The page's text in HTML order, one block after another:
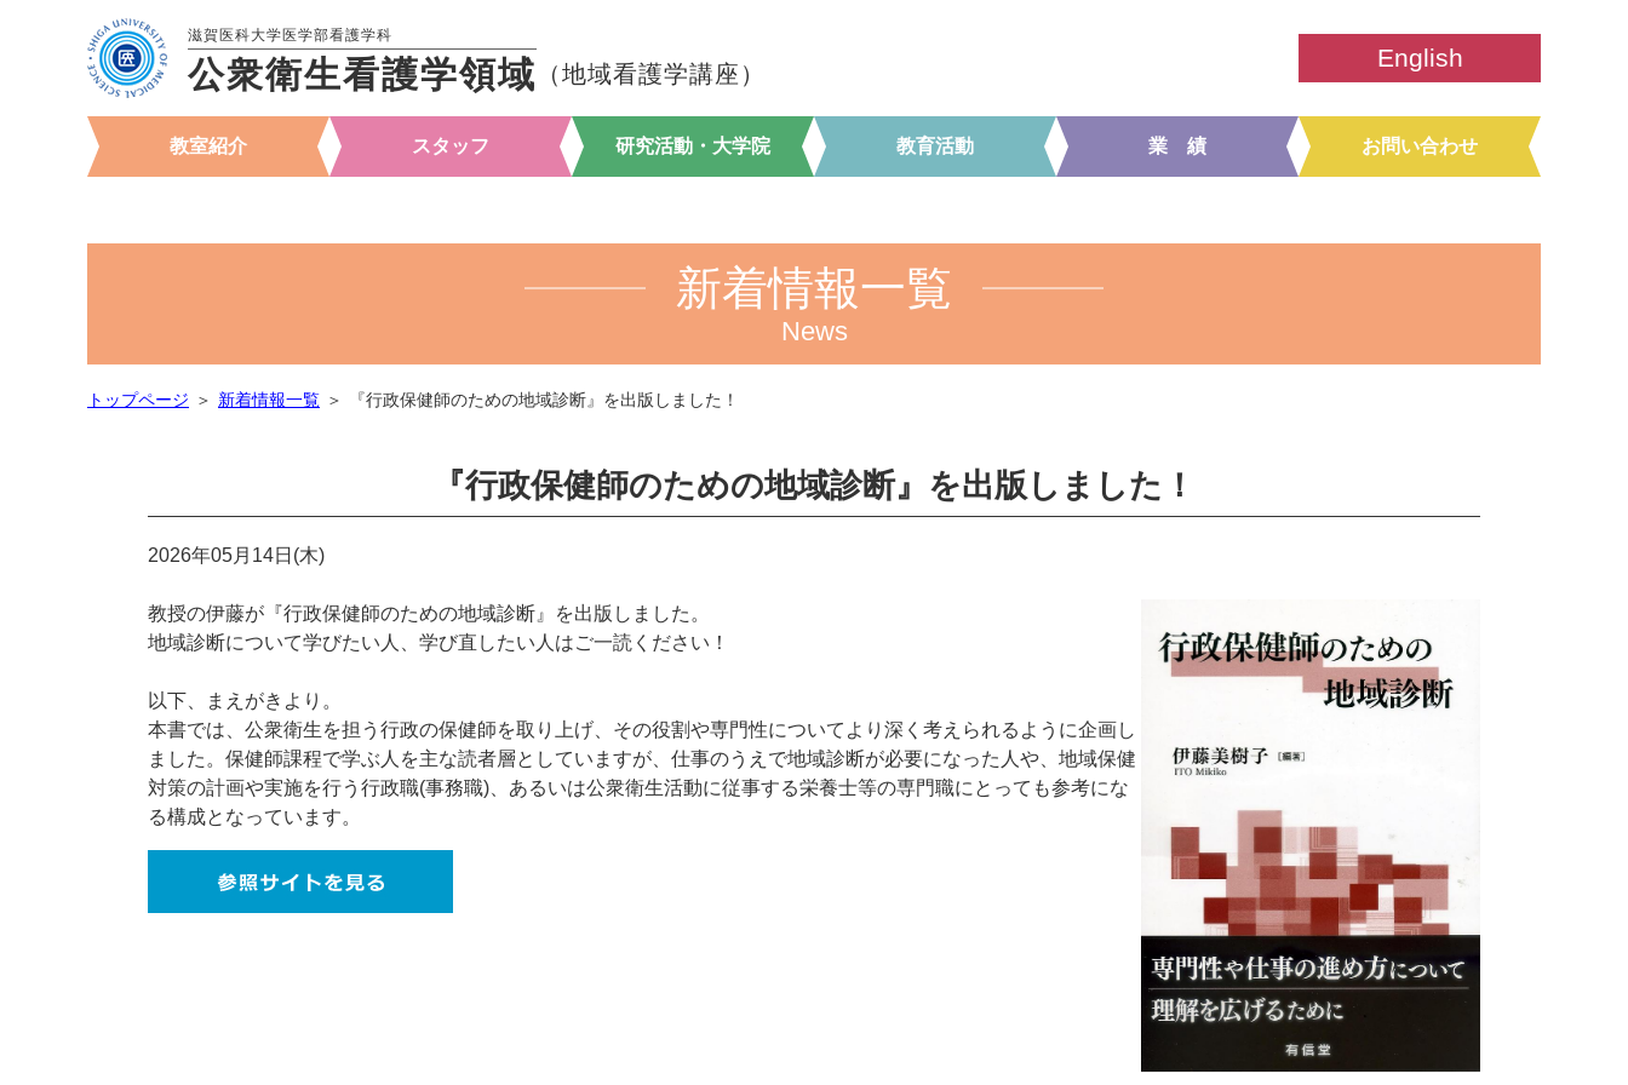
滋賀医科大学医学部看護学科
公衆衛生看護学領域 （地域看護学講座）
English
教室紹介 スタッフ 研究活動・大学院 教育活動 業 績 お問い合わせ
新着情報一覧
News
トップページ 新着情報一覧 『行政保健師のための地域診断』を出版しました！
『行政保健師のための地域診断』を出版しました！
2026年05月14日(木)
教授の伊藤が『行政保健師のための地域診断』を出版しました。
地域診断について学びたい人、学び直したい人はご一読ください！
以下、まえがきより。
本書では、公衆衛生を担う行政の保健師を取り上げ、その役割や専門性についてより深く考えられるように企画し
ました。保健師課程で学ぶ人を主な読者層としていますが、仕事のうえで地域診断が必要になった人や、地域保健
対策の計画や実施を行う行政職(事務職)、あるいは公衆衛生活動に従事する栄養士等の専門職にとっても参考にな
る構成となっています。